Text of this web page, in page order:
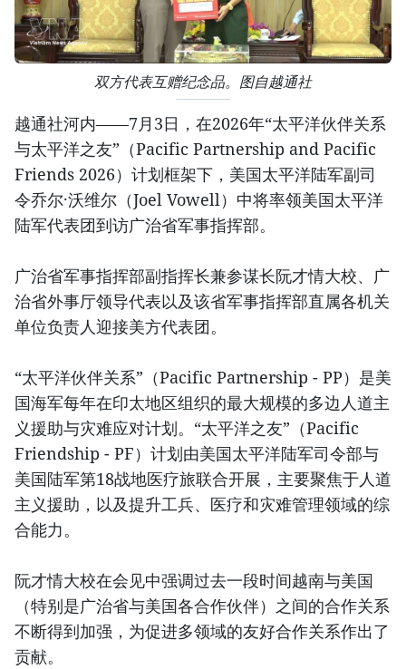
双方代表互赠纪念品。图自越通社
越通社河内——7月3日，在2026年“太平洋伙伴关系
与太平洋之友”（Pacific Partnership and Pacific
Friends 2026）计划框架下，美国太平洋陆军副司
令乔尔·沃维尔（Joel Vowell）中将率领美国太平洋
陆军代表团到访广治省军事指挥部。
广治省军事指挥部副指挥长兼参谋长阮才情大校、广
治省外事厅领导代表以及该省军事指挥部直属各机关
单位负责人迎接美方代表团。
“太平洋伙伴关系”（Pacific Partnership - PP）是美
国海军每年在印太地区组织的最大规模的多边人道主
义援助与灾难应对计划。“太平洋之友”（Pacific
Friendship - PF）计划由美国太平洋陆军司令部与
美国陆军第18战地医疗旅联合开展，主要聚焦于人道
主义援助，以及提升工兵、医疗和灾难管理领域的综
合能力。
阮才情大校在会见中强调过去一段时间越南与美国
（特别是广治省与美国各合作伙伴）之间的合作关系
不断得到加强，为促进多领域的友好合作关系作出了
贡献。